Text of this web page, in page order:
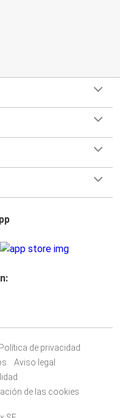
Política de privacidad
Aviso legal
de las cookies